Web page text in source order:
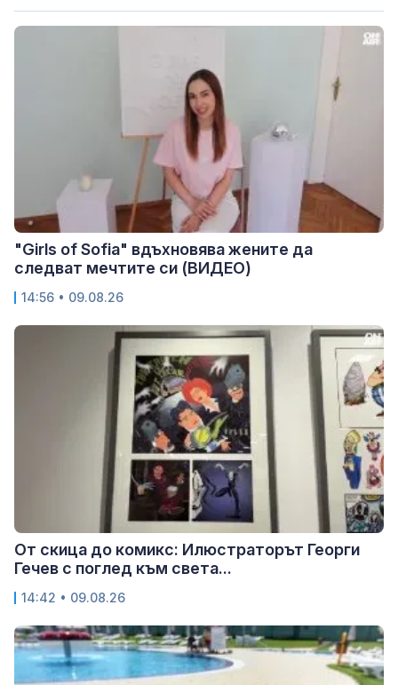
"Girls of Sofia" вдъхновява жените да
следват мечтите си (ВИДЕО)
14:56 • 09.08.26
От скица до комикс: Илюстраторът Георги
Гечев с поглед към света...
14:42 • 09.08.26